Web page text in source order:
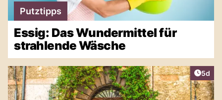
Putztipps
Essig: Das Wundermittel für
strahlende Wäsche
5d